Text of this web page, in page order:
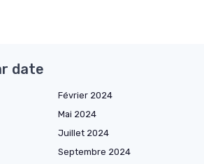
date
Février 2024
Mai 2024
Juillet 2024
Septembre 2024